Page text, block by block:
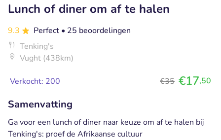
Lunch of diner om af te halen
9.3 Perfect • 25 beoordelingen
Tenking's
Vught (438km)
Verkocht: 200 €35 €17,50
Samenvatting
Ga voor een lunch of diner naar keuze om af te halen bij
Tenking's: proef de Afrikaanse cultuur